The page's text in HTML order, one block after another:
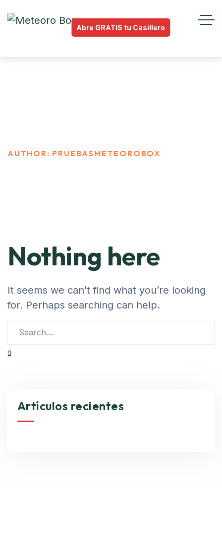
Abre GRATIS tu Casillero
AUTHOR: PRUEBASMETEOROBOX
Nothing here
It seems we can’t find what you’re looking
for. Perhaps searching can help.
Artículos recientes